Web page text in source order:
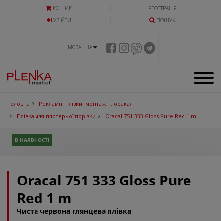
КОШИК
РЕЄСТРАЦІЯ
УВIЙТИ
ПОШУК
МОВА UA
Головна
Рекламні плівки, монтажні, оракал
Плівка для плотерної порізки
Oracal 751 333 Gloss Pure Red 1 m
В НАЯВНОСТІ
Oracal 751 333 Gloss Pure
Red 1 m
Чиста червона глянцева плівка